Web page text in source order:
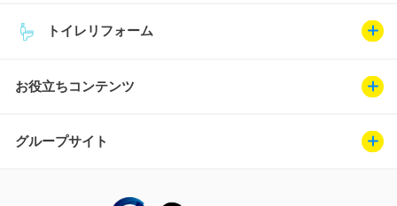
トイレリフォーム
お役立ちコンテンツ
グループサイト